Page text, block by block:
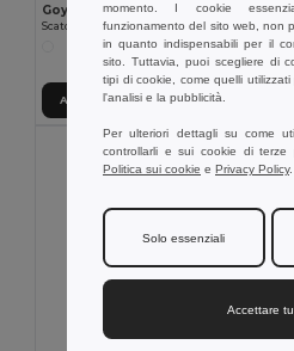
Goya 53577
Scatola di Cartone Autofoldable con Certificato FSC BOKS
Aggiungi al carrello
momento. I cookie
funzionamento del sito web, non
in quanto indispensabili per il
sito. Tuttavia, puoi scegliere di
tipi di cookie, come quelli utilizzati
l'analisi e la pubblicità.
Per ulteriori dettagli su come
controllarli e sui cookie di terze
Politica sui cookie e Privacy Policy.
Solo essenziali
Accettare